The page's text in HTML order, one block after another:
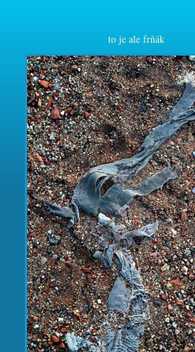
to je ale frňák